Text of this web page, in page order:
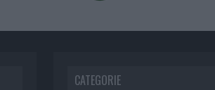
CATEGORIE